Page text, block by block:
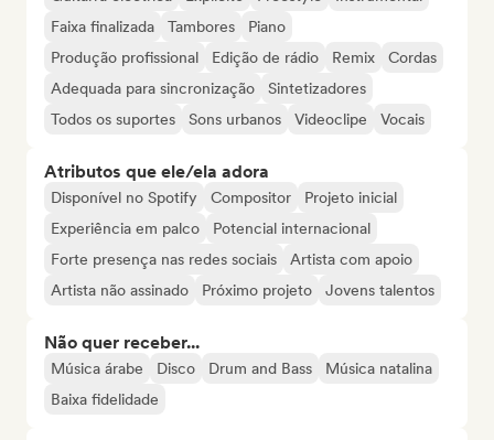
Faixa finalizada
Tambores
Piano
Produção profissional
Edição de rádio Remix
Cordas
Adequada para sincronização
Sintetizadores
Todos os suportes
Sons urbanos Videoclipe Vocais
Atributos que ele/ela adora
Disponível no Spotify Compositor
Projeto inicial
Experiência em palco
Potencial internacional
Forte presença nas redes sociais
Artista com apoio
Artista não assinado
Próximo projeto Jovens talentos
Não quer receber...
Música árabe Disco Drum and Bass
Música natalina
Baixa fidelidade